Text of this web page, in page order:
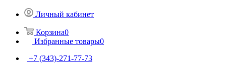
Личный кабинет
Корзина0
Избранные товары0
+7 (343)-271-77-73